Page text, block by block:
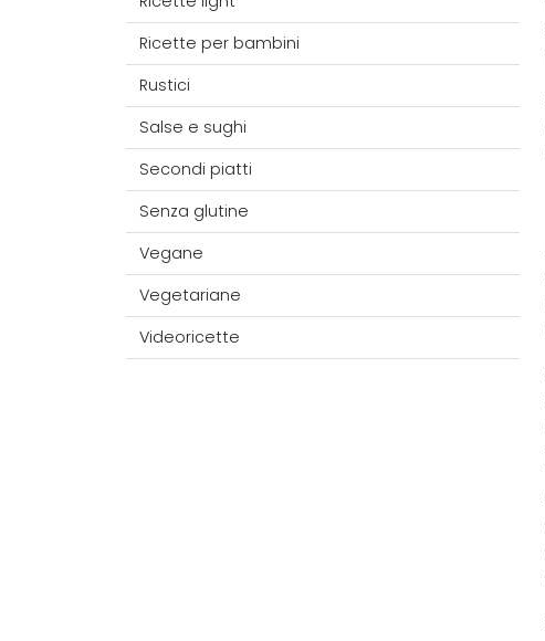
Ricette per bambini
Rustici
Salse e sughi
Secondi piatti
Senza glutine
Vegane
Vegetariane
Videoricette